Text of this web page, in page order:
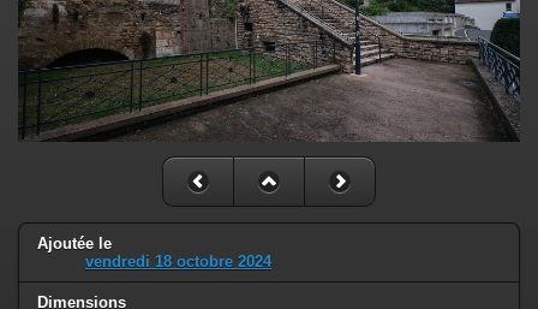
Ajoutée le
vendredi 18 octobre 2024
Dimensions